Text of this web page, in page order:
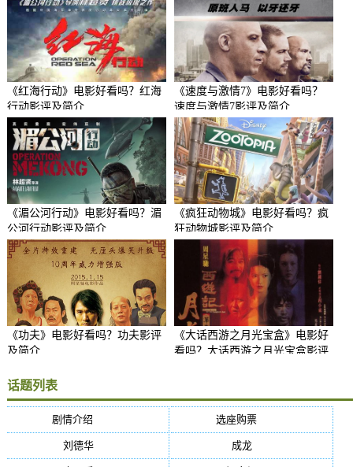
《红海行动》电影好看吗？红海
行动影评及简介
《速度与激情7》电影好看吗？
速度与激情7影评及简介
《湄公河行动》电影好看吗？湄
公河行动影评及简介
《疯狂动物城》电影好看吗？疯
狂动物城影评及简介
《功夫》电影好看吗？功夫影评
及简介
《大话西游之月光宝盒》电影好
看吗？大话西游之月光宝盒影评
话题列表
剧情介绍 选座购票(5384)
刘德华(50) 成龙(46)